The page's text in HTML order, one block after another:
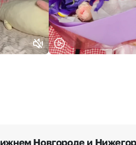
Самара
Уфа
Екатеринбург
Новгороде и